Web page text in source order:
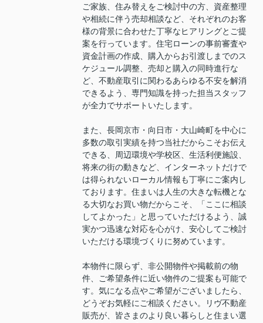
ご家族、住み替えをご検討中の方、資産整理
や相続に伴う売却相談など、それぞれのお客
様の背景に合わせた丁寧なヒアリングとご提
案を行っています。住宅ローンの事前審査や
資金計画の作成、購入からお引渡しまでのス
ケジュール調整、売却と購入の同時進行な
ど、不動産取引に関わるあらゆる不安を解消
できるよう、専門知識を持った担当スタッフ
が全力でサポートいたします。
また、長岡京市・向日市・大山崎町を中心に
多数の取引実績を持つ当社だからこそお伝え
できる、周辺環境や学校区、生活利便施設、
将来の街の動きなど、インターネットだけで
は得られないローカル情報も丁寧にご案内し
ております。住まいは人生の大きな転機とな
る大切なお買い物だからこそ、「ここに相談
してよかった」と思っていただけるよう、誠
実かつ迅速な対応を心がけ、安心してご検討
いただける環境づくりに努めています。
本物件に限らず、非公開物件や掲載前の物
件、ご希望条件に近い物件のご提案も可能で
す。気になる点やご希望がございましたら、
どうぞお気軽にご相談ください。リヴ不動産
販売が、皆さまのより良い暮らしと住まい選